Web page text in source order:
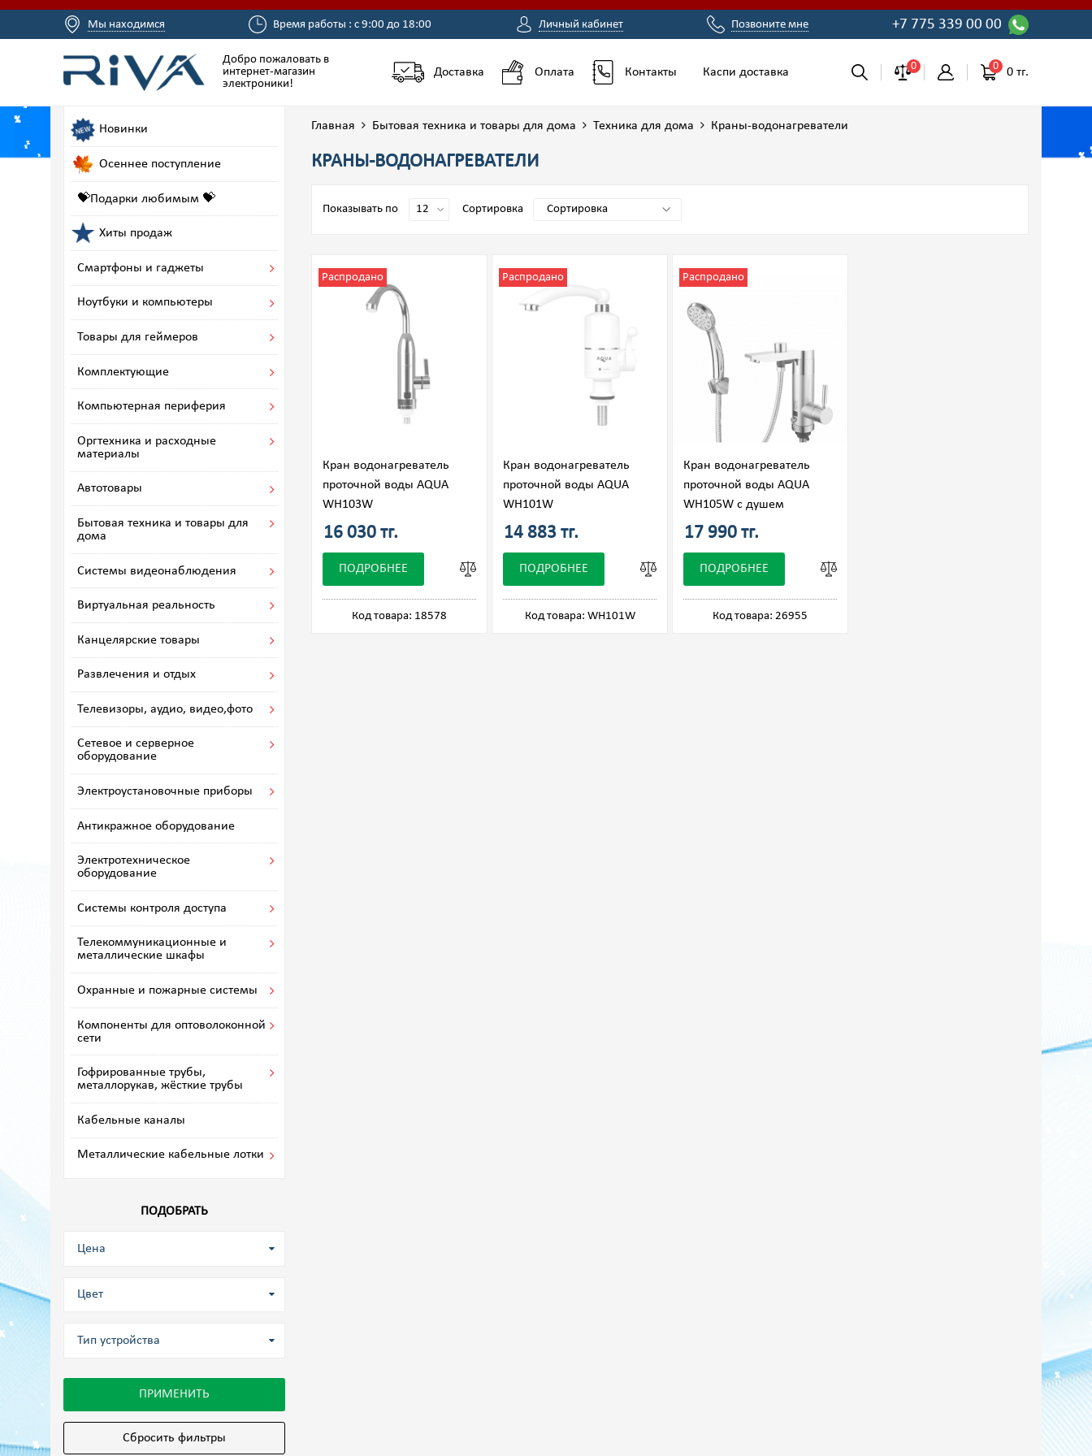
Мы находимся Время работы : с 9:00 до 18:00 Личный кабинет Позвоните мне +7 775 339 00 00
Добро пожаловать в
интернет-магазин
электроники!
Доставка Оплата Контакты Каспи доставка 0 0 0 тг.
Главная Бытовая техника и товары для дома Техника для дома Краны-водонагреватели
КРАНЫ-ВОДОНАГРЕВАТЕЛИ
Показывать по Сортировка
Кран водонагреватель
проточной воды AQUA
WH103W
Распродано
16 030 тг.
ПОДРОБНЕЕ
Код товара: 18578
Кран водонагреватель
проточной воды AQUA
WH101W
Распродано
14 883 тг.
ПОДРОБНЕЕ
Код товара: WH101W
Кран водонагреватель
проточной воды AQUA
WH105W с душем
Распродано
17 990 тг.
ПОДРОБНЕЕ
Код товара: 26955
Новинки
Осеннее поступление
💝Подарки любимым 💝
Хиты продаж
Смартфоны и гаджеты
Ноутбуки и компьютеры
Товары для геймеров
Комплектующие
Компьютерная периферия
Оргтехника и расходные
материалы
Автотовары
Бытовая техника и товары для
дома
Системы видеонаблюдения
Виртуальная реальность
Канцелярские товары
Развлечения и отдых
Телевизоры, аудио, видео,фото
Сетевое и серверное
оборудование
Электроустановочные приборы
Антикражное оборудование
Электротехническое
оборудование
Системы контроля доступа
Телекоммуникационные и
металлические шкафы
Охранные и пожарные системы
Компоненты для оптоволоконной
сети
Гофрированные трубы,
металлорукав, жёсткие трубы
Кабельные каналы
Металлические кабельные лотки
ПОДОБРАТЬ
Цена
Цвет
Тип устройства
ПРИМЕНИТЬ
Сбросить фильтры